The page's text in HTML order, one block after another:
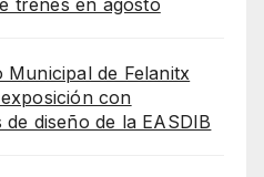
Municipal de Felanitx
con
diseño de la EASDIB